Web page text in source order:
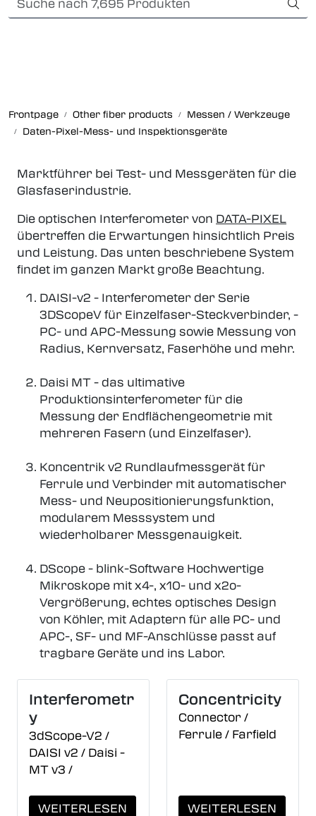
Skip to main content Card payment
Frontpage Other fiber products
Messen / Werkzeuge
Daten-Pixel-Mess- und Inspektionsgeräte
Marktführer bei Test- und Messgeräten für die
Glasfaserindustrie.
Die optischen Interferometer von DATA-PIXEL
übertreffen die Erwartungen hinsichtlich Preis
und Leistung. Das unten beschriebene System
findet im ganzen Markt große Beachtung.
DAISI-v2 - Interferometer der Serie
3DScopeV für Einzelfaser-Steckverbinder, -
PC- und APC-Messung sowie Messung von
Radius, Kernversatz, Faserhöhe und mehr.
Daisi MT - das ultimative
Produktionsinterferometer für die
Messung der Endflächengeometrie mit
mehreren Fasern (und Einzelfaser).
Koncentrik v2 Rundlaufmessgerät für
Ferrule und Verbinder mit automatischer
Mess- und Neupositionierungsfunktion,
modularem Messsystem und
wiederholbarer Messgenauigkeit.
DScope - blink-Software Hochwertige
Mikroskope mit x4-, x10- und x2o-
Vergrößerung, echtes optisches Design
von Köhler, mit Adaptern für alle PC- und
APC-, SF- und MF-Anschlüsse passt auf
tragbare Geräte und ins Labor.
Interferometr
y
3dScope-V2 /
DAISI v2 / Daisi -
MT v3 /
WEITERLESEN
Concentricity
Connector /
Ferrule / Farfield
WEITERLESEN
Foss Data Center systems
Plug & play solutions
Other fiber products
Infocenter